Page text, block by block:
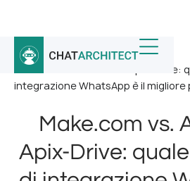
Home / Notizia /
Make.com vs. Albato vs. Apix-
integrazione WhatsApp è il migliore
Make.com vs.
Apix-Drive: